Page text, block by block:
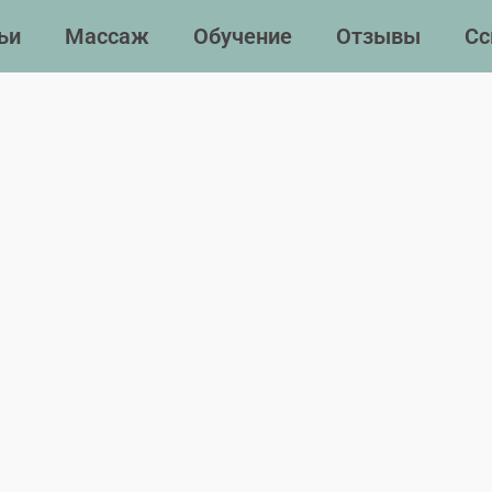
Массаж Обучение Отзывы